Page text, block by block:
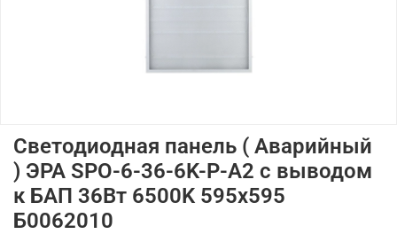
Светодиодная панель ( Аварийный
) ЭРА SPO-6-36-6K-P-A2 с выводом
к БАП 36Вт 6500K 595x595
Б0062010